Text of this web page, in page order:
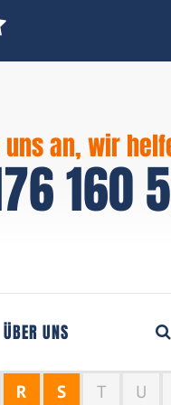
uns an, wir
160
ÜBER UNS
R S T U